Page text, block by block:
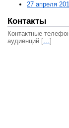
27 апреля
Контакты
Контактные
аудиенций […]